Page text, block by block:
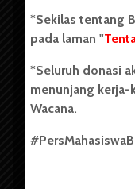
(USU). Sebelumnya
Unit Kegiatan
berdiri pada 1 Juli 1995.
Tentang Kami
*Sekilas tentang
pada laman "
*Seluruh donasi
menunjang kerja-
Wacana.